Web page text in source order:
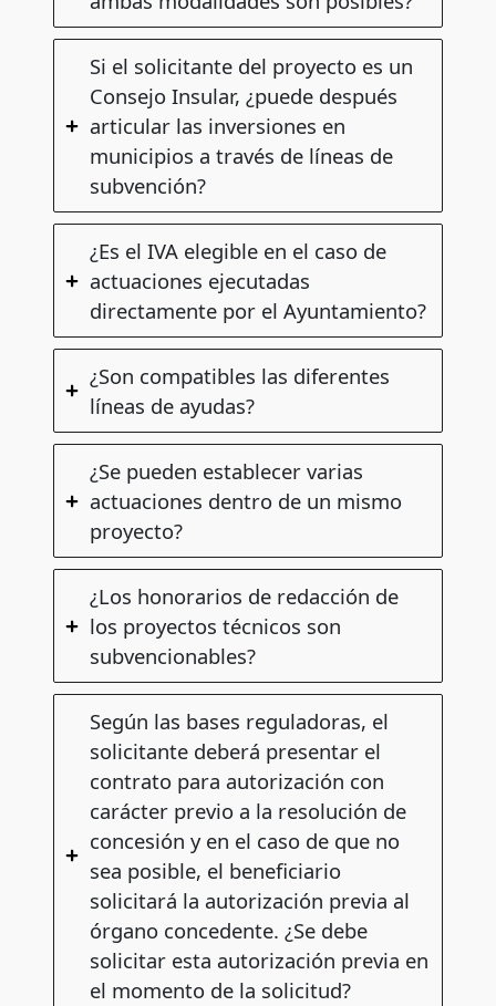
Si el solicitante del proyecto es un
Consejo Insular, ¿puede después
articular las inversiones en
municipios a través de líneas de
subvención?
¿Es el IVA elegible en el caso de
actuaciones ejecutadas
directamente por el Ayuntamiento?
¿Son compatibles las diferentes
líneas de ayudas?
¿Se pueden establecer varias
actuaciones dentro de un mismo
proyecto?
¿Los honorarios de redacción de
los proyectos técnicos son
subvencionables?
Según las bases reguladoras, el
solicitante deberá presentar el
contrato para autorización con
carácter previo a la resolución de
concesión y en el caso de que no
sea posible, el beneficiario
solicitará la autorización previa al
órgano concedente. ¿Se debe
solicitar esta autorización previa en
el momento de la solicitud?